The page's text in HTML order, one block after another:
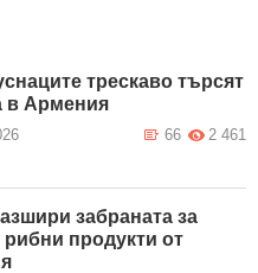
трескаво търсят
в Армения
2 461
66
забраната за
рибни продукти от